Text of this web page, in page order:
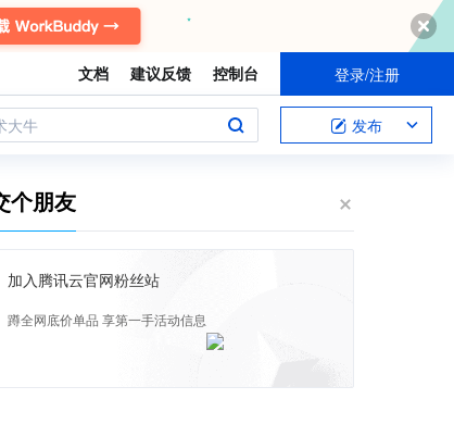
文档 建议反馈 控制台 登录/注册
大牛 发布
个朋友
加入腾讯云官网粉丝站
蹲全网底价单品 享第一手活动信息